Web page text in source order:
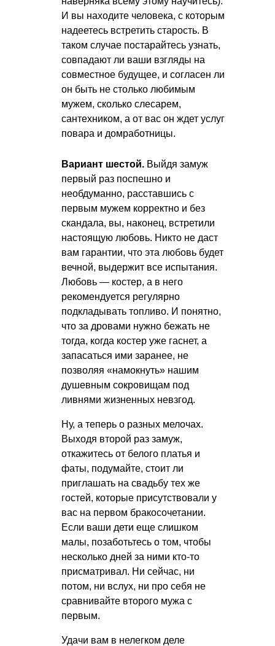
И вы находите человека, с которым
надеетесь встретить старость. В
таком случае постарайтесь узнать,
совпадают ли ваши взгляды на
совместное будущее, и согласен ли
он быть не столько любимым
мужем, сколько слесарем,
сантехником, а от вас он ждет услуг
повара и домработницы.
Вариант шестой. Выйдя замуж
первый раз поспешно и
необдуманно, расставшись с
первым мужем корректно и без
скандала, вы, наконец, встретили
настоящую любовь. Никто не даст
вам гарантии, что эта любовь будет
вечной, выдержит все испытания.
Любовь — костер, а в него
рекомендуется регулярно
подкладывать топливо. И понятно,
что за дровами нужно бежать не
тогда, когда костер уже гаснет, а
запасаться ими заранее, не
позволяя «намокнуть» нашим
душевным сокровищам под
ливнями жизненных невзгод.
Ну, а теперь о разных мелочах.
Выходя второй раз замуж,
откажитесь от белого платья и
фаты, подумайте, стоит ли
приглашать на свадьбу тех же
гостей, которые присутствовали у
вас на первом бракосочетании.
Если ваши дети еще слишком
малы, позаботьтесь о том, чтобы
несколько дней за ними кто-то
присматривал. Ни сейчас, ни
потом, ни вслух, ни про себя не
сравнивайте второго мужа с
первым.
Удачи вам в нелегком деле